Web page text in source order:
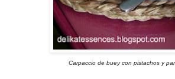
Carpaccio de buey con pistachos y